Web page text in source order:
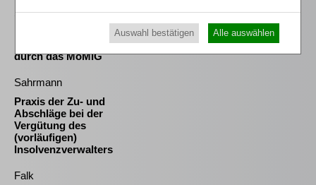
Schröder
Eigenkapitalersatzrechts
durch das MoMiG
Sahrmann
Praxis der Zu- und
Abschläge bei der
Vergütung des
(vorläufigen)
Insolvenzverwalters
Falk
Auswahl bestätigen Alle auswählen